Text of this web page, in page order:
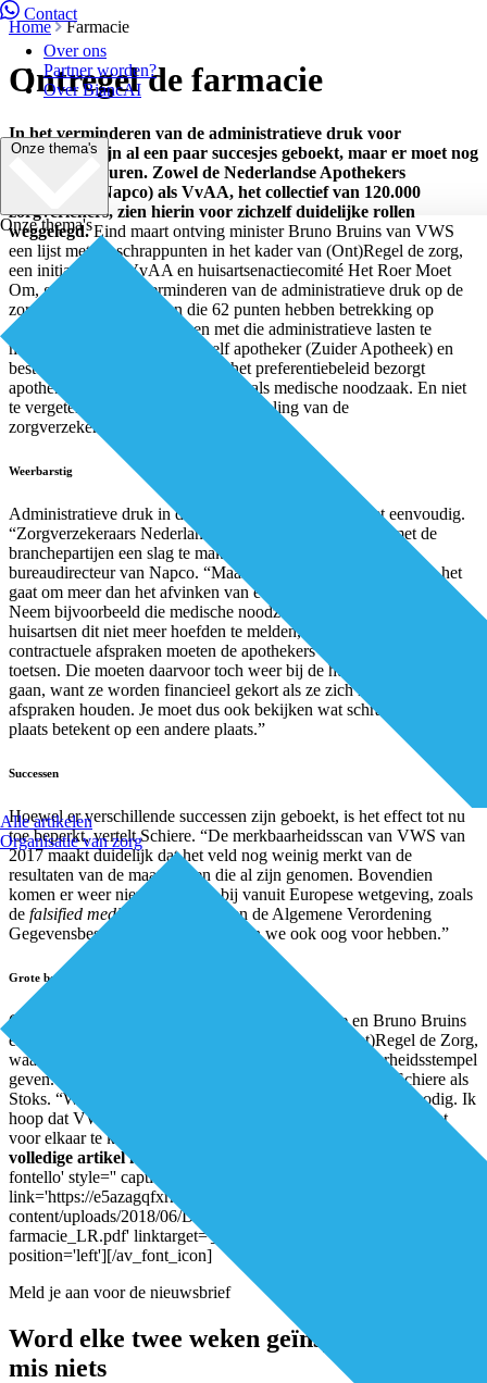
Contact
Over ons
Partner worden?
Over BiancAI
Onze thema's
Onze thema's
Alle artikelen
Organisatie van zorg
Home Farmacie
Ontregel de farmacie
In het verminderen van de administratieve druk voor
apothekers zijn al een paar succesjes geboekt, maar er moet nog
heel veel gebeuren. Zowel de Nederlandse Apothekers
Coöperatie (Napco) als VvAA, het collectief van 120.000
zorgverleners, zien hierin voor zichzelf duidelijke rollen
weggelegd.Eind maart ontving minister Bruno Bruins van VWS
een lijst met 62 schrappunten in het kader van (Ont)Regel de zorg,
een initiatief van VvAA en huisartsenactiecomité Het Roer Moet
Om, gericht op het verminderen van de administratieve druk op de
zorgaanbieders. Acht van die 62 punten hebben betrekking op
apothekers. “Ook wij hebben met die administratieve lasten te
maken”, zegt Miriam Stoks, zelf apotheker (Zuider Apotheek) en
bestuurslid van VvAA. “Vooral het preferentiebeleid bezorgt
apothekers heel veel regeldruk, net als medische noodzaak. En niet
te vergeten de diversiteit in de beoordeling van de
zorgverzekeraars.”
Weerbarstig
Administratieve druk in de zorg verminderen blijkt niet eenvoudig.
“Zorgverzekeraars Nederland nam ooit het initiatief om met de
branchepartijen een slag te maken”,vertelt Loes Schiere,
bureaudirecteur van Napco. “Maar het is weerbarstige materie, het
gaat om meer dan het afvinken van een lijstje met schrappunten.
Neem bijvoorbeeld die medische noodzaak. Besloten werd dat
huisartsen dit niet meer hoefden te melden, maar volgens hun
contractuele afspraken moeten de apothekers er wel nog steeds op
toetsen. Die moeten daarvoor toch weer bij de huisartsen te rade
gaan, want ze worden financieel gekort als ze zich niet aan de
afspraken houden. Je moet dus ook bekijken wat schrappen op één
plaats betekent op een andere plaats.”
Successen
Hoewel er verschillende successen zijn geboekt, is het effect tot nu
toe beperkt, vertelt Schiere. “De merkbaarheidsscan van VWS van
2017 maakt duidelijk dat het veld nog weinig merkt van de
resultaten van de maatregelen die al zijn genomen. Bovendien
komen er weer nieuwe dingen bij vanuit Europese wetgeving, zoals
de falsified medicines
wetgeving en de Algemene Verordening
Gegevensbescherming. Daar moeten we ook oog voor hebben.”
Grote betrokkenheid VWS
Op 22 mei publiceerden ministers Hugo de Jonge en Bruno Bruins
en staatssecretaris Paul Blokhuis de Kamerbrief (Ont)Regel de Zorg,
waarmee zij de doelstellingen hiervan een officieel overheidsstempel
geven. Een belangrijke stap in het proces, vinden zowel Schiere als
Stoks. “We hebben als veldpartijen die betrokkenheid hard nodig. Ik
hoop dat VWS nu de doorzettingsmacht gebruikt om zaken écht
voor elkaar te krijgen.”
volledige artikel hier:
fontello' style='' caption=''
link='https://e5azagqfxrm.exactdn.com/wp-
content/uploads/2018/06/DEL-nr5_2018_Service-Ontregel-de-
farmacie_LR.pdf' linktarget='_blank' color='' size='40px'
position='left'][/av_font_icon]
Meld je aan voor de nieuwsbrief
Word elke twee weken geïnspireerd en
mis niets